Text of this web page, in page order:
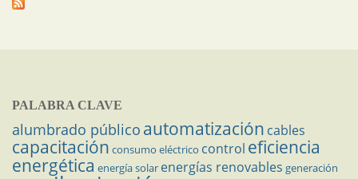
PALABRA CLAVE
alumbrado público automatización cables
capacitación consumo eléctrico control eficiencia
energética energía solar energías renovables generación